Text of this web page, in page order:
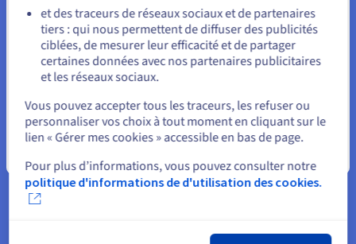
Large choix d’environnements prêts à l’usage
Avec plus de 60 environnements, frameworks et langages clés
en main, choisissez votre environnement de développement
favori.
Rester sur le site actuel
Sélectionner un autre site web
et des traceurs de réseaux sociaux et de partenaires
tiers : qui nous permettent de diffuser des publicités
ciblées, de mesurer leur efficacité et de partager
certaines données avec nos partenaires publicitaires
et les réseaux sociaux.
Vous pouvez accepter tous les traceurs, les refuser ou
personnaliser vos choix à tout moment en cliquant sur le
lien « Gérer mes cookies » accessible en bas de page.
Pour plus d’informations, vous pouvez consulter notre
politique d'informations de d'utilisation des cookies.